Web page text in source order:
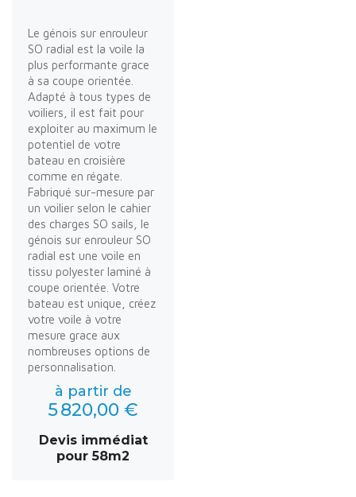
Le génois sur enrouleur
SO radial est la voile la
plus performante grace
à sa coupe orientée.
Adapté à tous types de
voiliers, il est fait pour
exploiter au maximum le
potentiel de votre
bateau en croisière
comme en régate.
Fabriqué sur-mesure par
un voilier selon le cahier
des charges SO sails, le
génois sur enrouleur SO
radial est une voile en
tissu polyester laminé à
coupe orientée. Votre
bateau est unique, créez
votre voile à votre
mesure grace aux
nombreuses options de
personnalisation.
à partir de
5 820,00 €
Devis immédiat
pour 58m2